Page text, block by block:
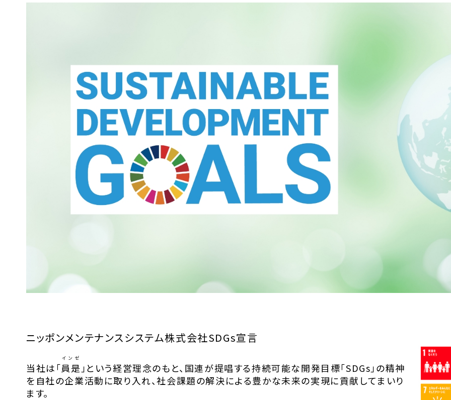
ニッポンメンテナンスシステム株式会社SDGs宣言
当社は「員是
インゼ
」という経営理念のもと、国連が提唱する持続可能な開発目標「SDGs」の精神
を自社の企業活動に取り入れ、社会課題の解決による豊かな未来の実現に貢献してまいり
ます。